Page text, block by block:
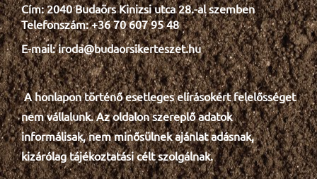
Cím: 2040 Budaörs Kinizsi utca 28.-al szemben
Telefonszám: +36 70 607 95 48
E-mail: iroda@budaorsikerteszet.hu
A honlapon történő esetleges elírásokért felelősséget
nem vállalunk. Az oldalon szereplő adatok
informálisak, nem minősülnek ajánlat adásnak,
kizárólag tájékoztatási célt szolgálnak.